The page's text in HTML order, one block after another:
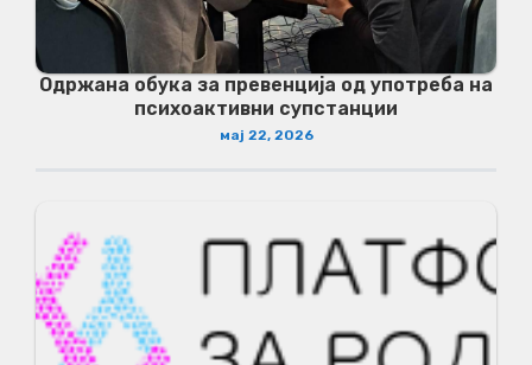
Одржана обука за превенција од употреба на
психоактивни супстанции
мај 22, 2026